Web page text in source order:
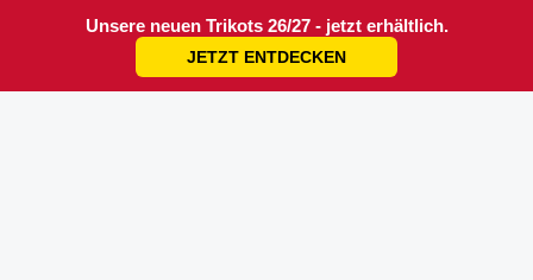
Unsere neuen Trikots 26/27 - jetzt erhältlich.
JETZT ENTDECKEN